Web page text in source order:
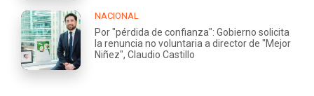
NACIONAL
Por "pérdida de confianza": Gobierno solicita
la renuncia no voluntaria a director de "Mejor
Niñez", Claudio Castillo